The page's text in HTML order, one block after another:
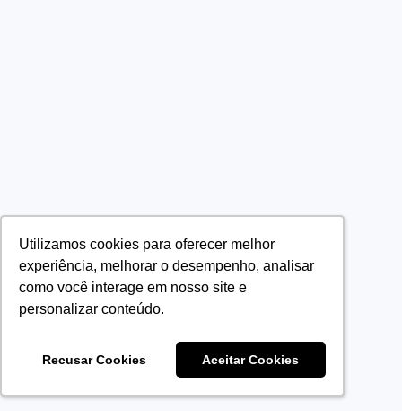
Utilizamos cookies para oferecer melhor
experiência, melhorar o desempenho, analisar
como você interage em nosso site e
personalizar conteúdo.
Recusar Cookies Aceitar Cookies
Utilizamos cookies para oferecer melhor
experiência, melhorar o desempenho, analisar
como você interage em nosso site e
personalizar conteúdo.
Recusar Cookies Aceitar Cookies